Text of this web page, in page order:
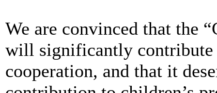
We are convinced that the
will significantly contribute
cooperation, and that it